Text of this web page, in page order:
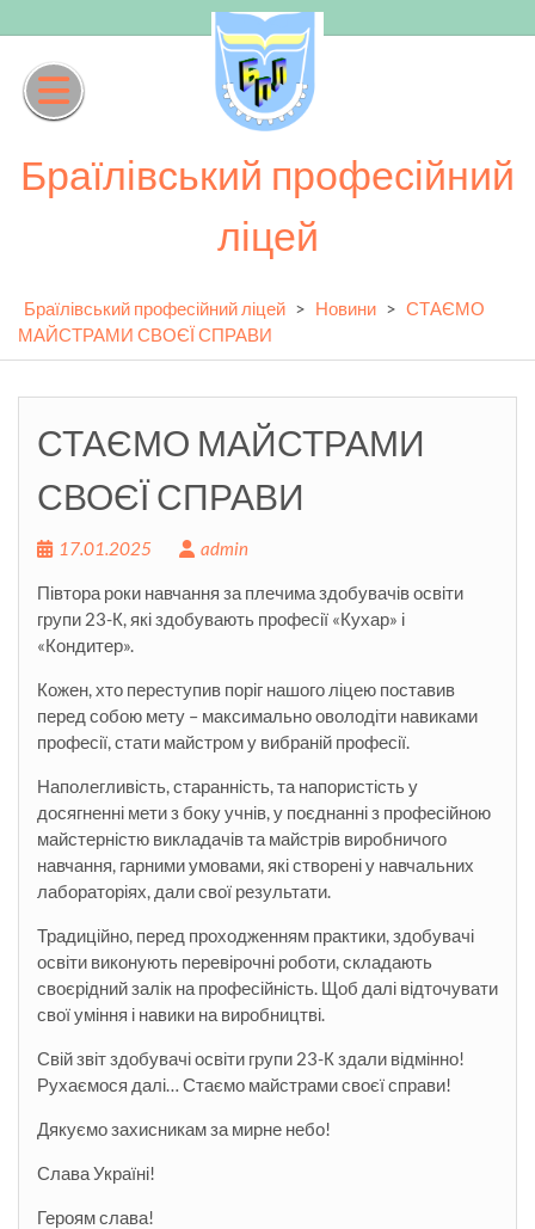
to
content
Браїлівський професійний
ліцей
Браїлівський професійний ліцей > Новини > СТАЄМО
МАЙСТРАМИ СВОЄЇ СПРАВИ
СТАЄМО МАЙСТРАМИ
СВОЄЇ СПРАВИ
17.01.2025 admin
Півтора роки навчання за плечима здобувачів освіти
групи 23-К, які здобувають професії «Кухар» і
«Кондитер».
Кожен, хто переступив поріг нашого ліцею поставив
перед собою мету – максимально оволодіти навиками
професії, стати майстром у вибраній професії.
Наполегливість, старанність, та напористість у
досягненні мети з боку учнів, у поєднанні з професійною
майстерністю викладачів та майстрів виробничого
навчання, гарними умовами, якістворені у навчальних
лабораторіях, дали свої результати.
Традиційно, перед проходженням практики, здобувачі
освіти виконують перевірочні роботи, складають
своєрідний залік на професійність. Щоб далі відточувати
свої уміння і навики на виробництві.
Свій звіт здобувачі освіти групи 23-К здали відмінно!
Рухаємося далі… Стаємо майстрами своєї справи!
Дякуємо захисникам за мирне небо!
Слава Україні!
Героям слава!